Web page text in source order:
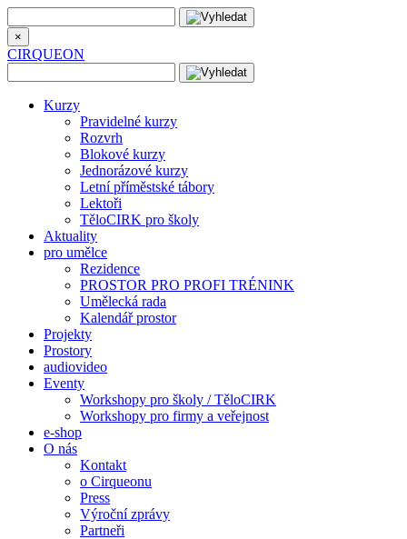
×
CIRQUEON
Kurzy
Pravidelné kurzy
Rozvrh
Blokové kurzy
Jednorázové kurzy
Letní příměstské tábory
Lektoři
TěloCIRK pro školy
Aktuality
pro umělce
Rezidence
PROSTOR PRO PROFI TRÉNINK
Umělecká rada
Kalendář prostor
Projekty
Prostory
audiovideo
Eventy
Workshopy pro školy / TěloCIRK
Workshopy pro firmy a veřejnost
e-shop
O nás
Kontakt
o Cirqueonu
Press
Výroční zprávy
Partneři